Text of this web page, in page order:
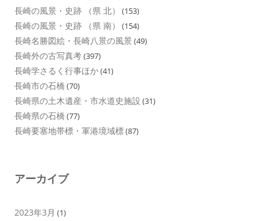
長崎の風景・史跡 （県 北） (153)
長崎の風景・史跡 （県 南） (154)
長崎名勝図絵・長崎八景の風景 (49)
長崎外の古写真考(397)
長崎学さるく行事ほか(41)
長崎市の石橋 (70)
長崎県の土木遺産・市水道史施設 (31)
長崎県の石橋 (77)
長崎要塞地帯標・軍港境域標(87)
アーカイブ
2023年3月 (1)